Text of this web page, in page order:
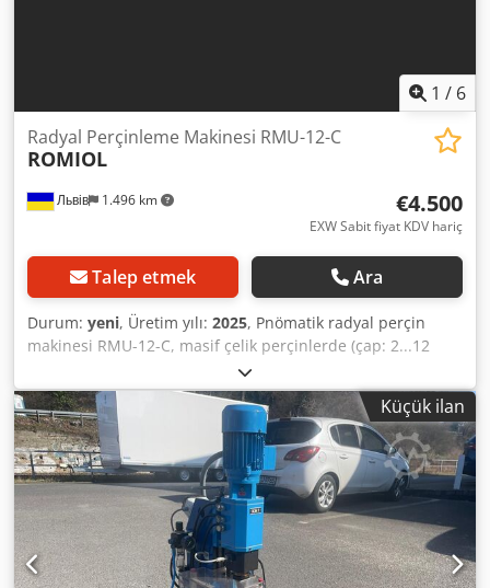
1 / 6
Львів 1.496 km
Radyal Perçinleme Makinesi RMU-12-C
ROMIOL
€4.500
EXW Sabit fiyat KDV hariç
Talep etmek Ara
Durum: yeni, Üretim yılı: 2025, Pnömatik radyal perçin
makinesi RMU-12-C, masif çelik perçinlerde (çap: 2...12
mm) ve çelik boru perçinlerde (çap: 4x1...14x1 mm) baş
şekillendirme için tasarlanmıştır. 1. Masif çelik perçin çapı
– 2...12 mm. 2. Boşluklu çelik perçin çapı – 4...14 mm. 3.
Perçin kafası hareketi – 20 mm. 4. Bir perçin için
perçinleme süresi – 1...10 sn. 5. Motor gücü – 0,75 kW. 6.
Gerilim – 220/380 V 50 Hz. 7. Çalışma basıncı – 3...6 bar. 8.
Ağırlık – 100...120 kg. Bu perçin makinesiyle hareketli ve
sabit perçin bağlantıları yapılabilmektedir. Cedpfx
Asfvztuja Teha Perçin makinesi fiyatına kalıp ve nakliye
masrafları dahil değildir.
Küçük ilan